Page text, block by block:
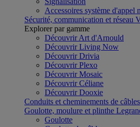
Accessoires système d'appel
Sécurité, communication et réseau
Explorer par gamme
Découvrir Art d'Arnould
Découvrir Living Now
Découvrir Drivia
Découvrir Plexo
Découvrir Mosaic
Découvrir Céliane
Découvrir Dooxie
Conduits et cheminements de câbles
Goulotte, moulure et plinthe
Goulotte